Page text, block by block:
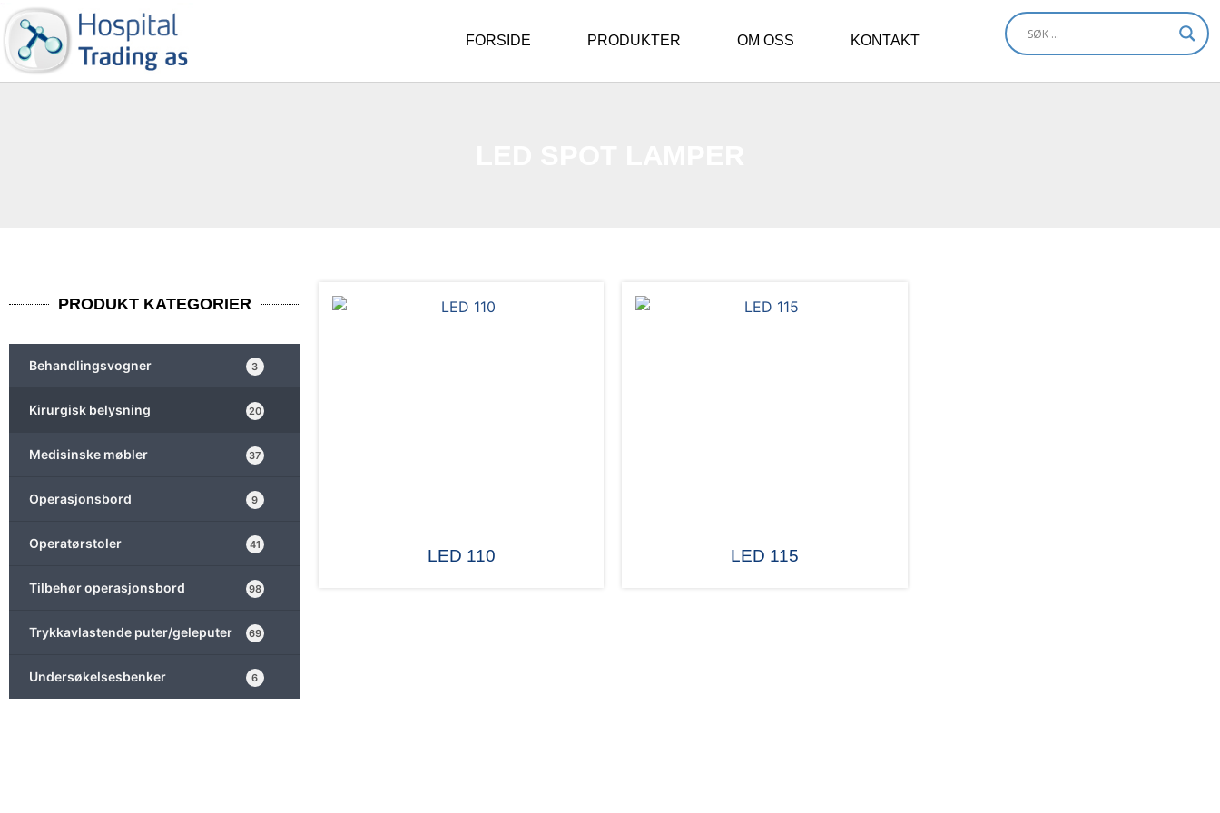
FORSIDE PRODUKTER OM OSS KONTAKT
PRODUKT KATEGORIER
Behandlingsvogner 3
Kirurgisk belysning 20
Medisinske møbler 37
Operasjonsbord 9
Operatørstoler 41
Tilbehør operasjonsbord 98
Trykkavlastende puter/geleputer 69
Undersøkelsesbenker 6
LED 110 LED 115